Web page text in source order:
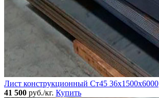
Лист конструкционный Ст45 36х1500х6000
41 500 руб./кг. Купить